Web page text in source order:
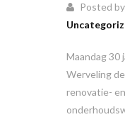
Posted
Maandag 30
Werveling
renovatie- en